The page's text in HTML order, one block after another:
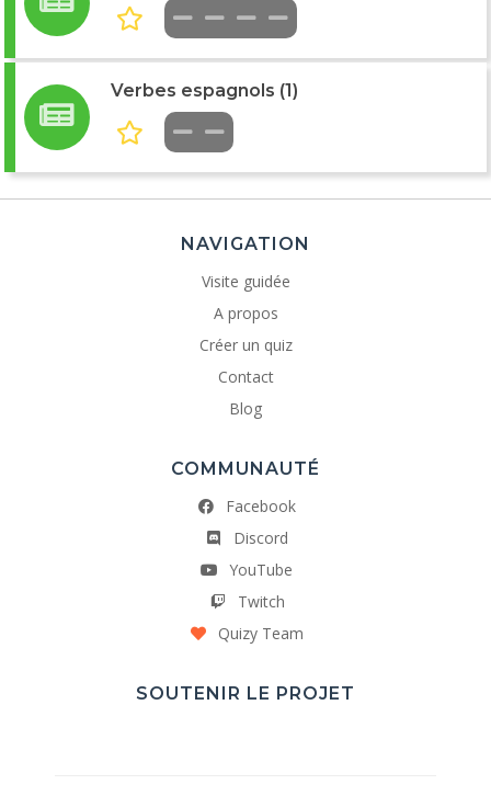
Verbes espagnols (1)
NAVIGATION
Visite guidée
A propos
Créer un quiz
Contact
Blog
COMMUNAUTÉ
Facebook
Discord
YouTube
Twitch
Quizy Team
SOUTENIR LE PROJET